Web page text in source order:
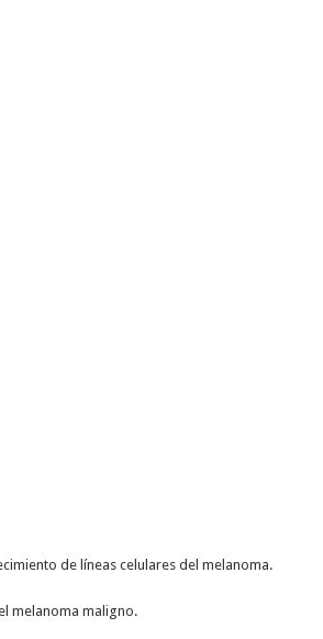
de líneas celulares del melanoma.
melanoma maligno.